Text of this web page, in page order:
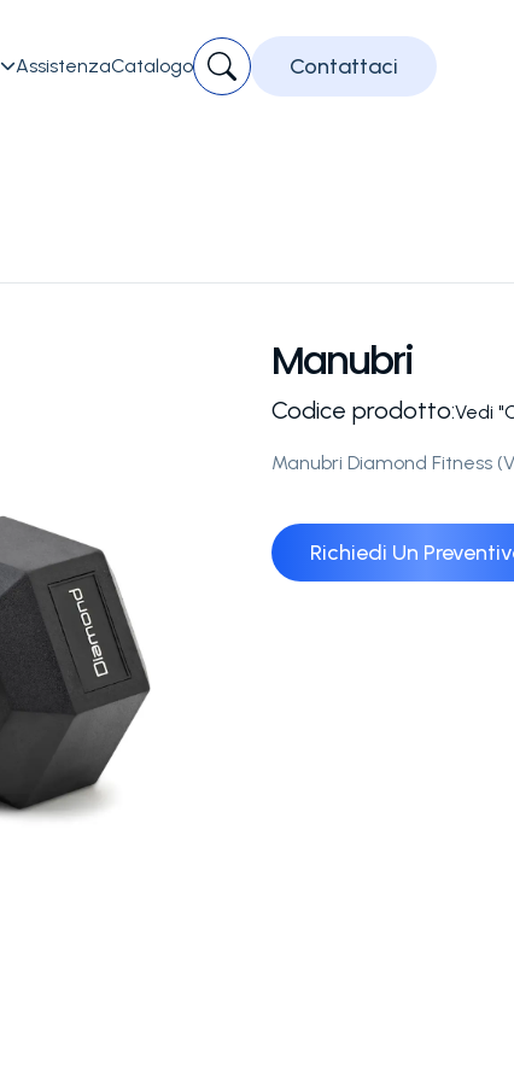
AssistenzaCatalogo Contattaci
Manubri
Codice prodotto:Vedi
Manubri Diamond Fitness
Richiedi Un